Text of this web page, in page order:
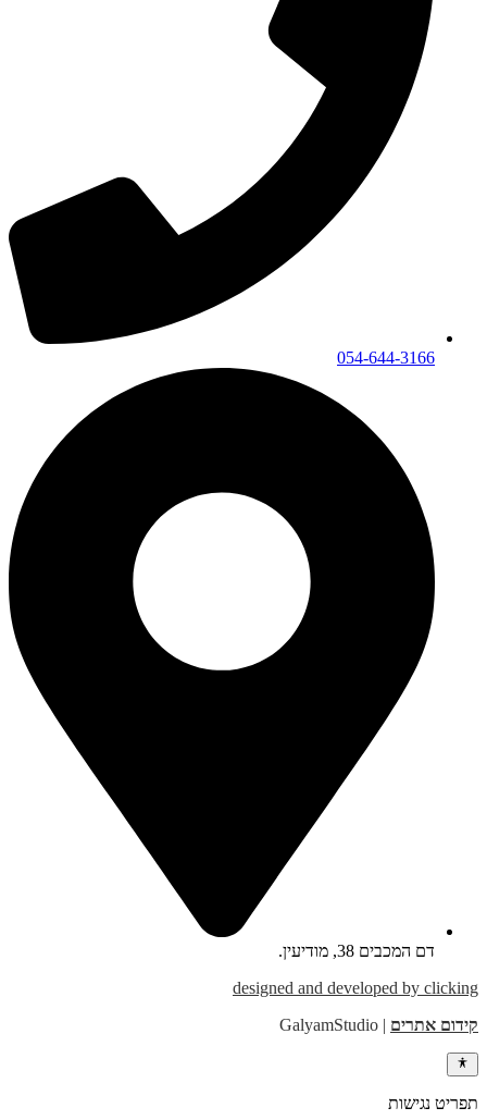
054-644-3166
דם המכבים 38, מודיעין.
designed and developed by clicking​
קידום אתרים | GalyamStudio
תפריט נגישות